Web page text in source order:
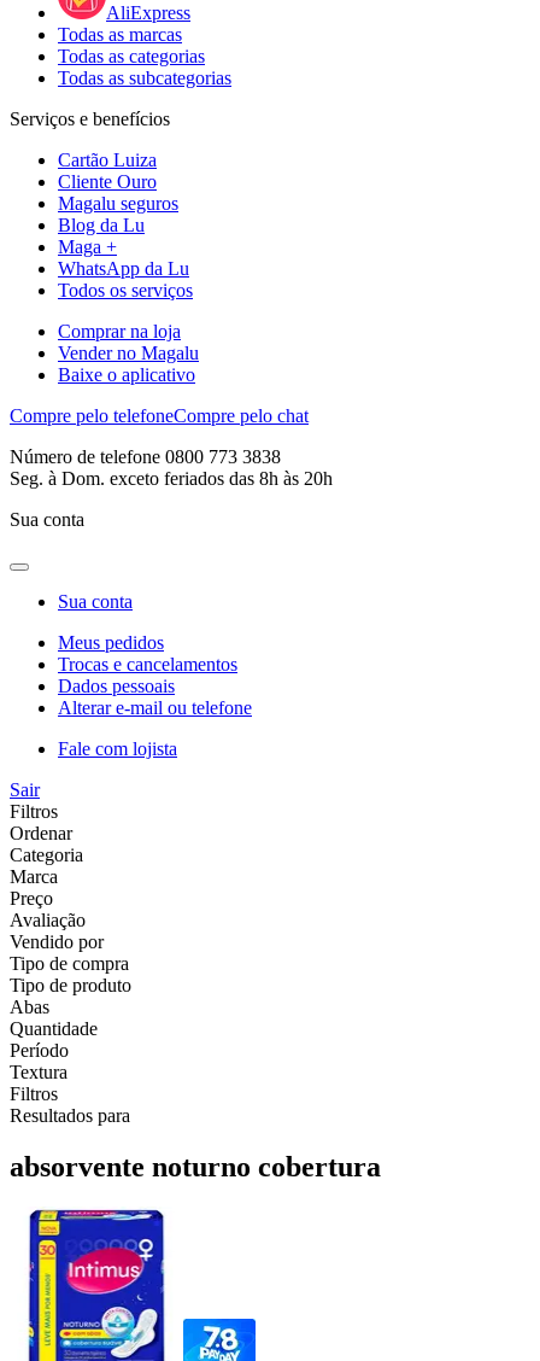
AliExpress
Todas as marcas
Todas as categorias
Todas as subcategorias
Serviços e benefícios
Cartão Luiza
Cliente Ouro
Magalu seguros
Blog da Lu
Maga +
WhatsApp da Lu
Todos os serviços
Comprar na loja
Vender no Magalu
Baixe o aplicativo
Compre pelo telefoneCompre pelo chat
Número de telefone 0800 773 3838
Seg. à Dom. exceto feriados das 8h às 20h
Sua conta
Sua conta
Meus pedidos
Trocas e cancelamentos
Dados pessoais
Alterar e-mail ou telefone
Fale com lojista
Sair
Filtros
Ordenar
Categoria
Marca
Preço
Avaliação
Vendido por
Tipo de compra
Tipo de produto
Abas
Quantidade
Período
Textura
Filtros
Resultados para
absorvente noturno cobertura